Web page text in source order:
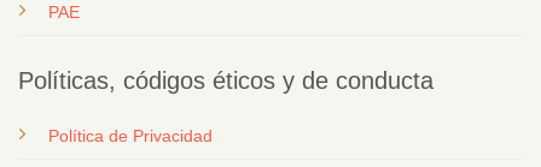
PAE
Políticas, códigos éticos y de conducta
Política de Privacidad